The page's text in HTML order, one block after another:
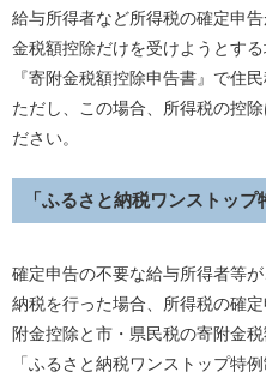
給与所得者など所得税の確定申
金税額控除だけを受けようとす
『寄附金税額控除申告書』で住
ただし、この場合、所得税の控
ださい。
「ふるさと納税ワンストッ
確定申告の不要な給与所得者等
納税を行った場合、所得税の確
附金控除と市・県民税の寄附金
「ふるさと納税ワンストップ特